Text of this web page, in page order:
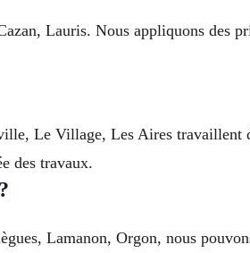
Lauris. Nous appliquons des
Le Village, Les Aires travaillent
des travaux.
Lamanon, Orgon, nous